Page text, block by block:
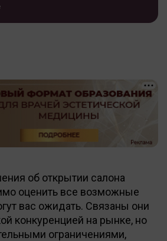
об открытии салона
оценить все возможные
вас ожидать. Связаны они
конкуренцией на рынке, но
ограничениями,